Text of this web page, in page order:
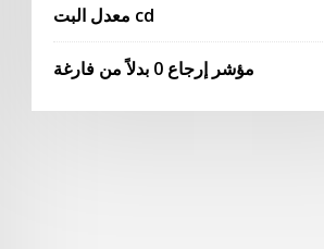
معدل البت cd
مؤشر إرجاع 0 بدلاً من فارغة